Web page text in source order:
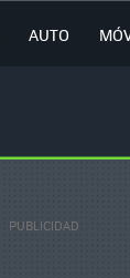
AUTO